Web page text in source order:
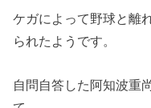
ケガによって野球と離
られたようです。
自問自答した阿知波重